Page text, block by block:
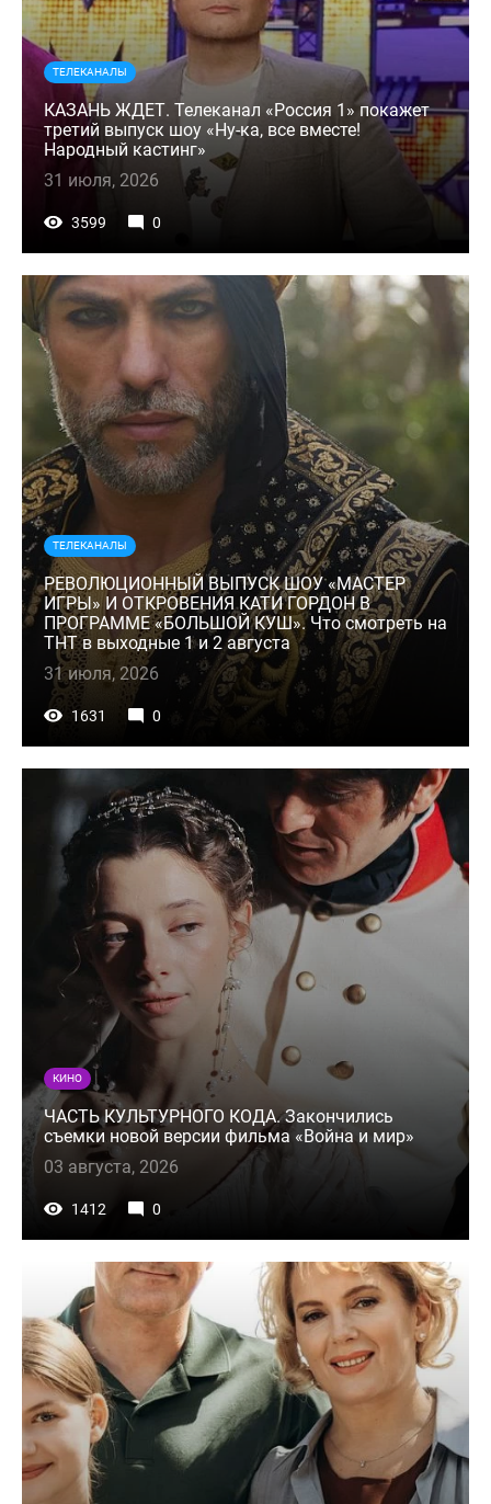
ТЕЛЕКАНАЛЫ
КАЗАНЬ ЖДЕТ. Телеканал «Россия 1» покажет
третий выпуск шоу «Ну-ка, все вместе!
Народный кастинг»
31 июля, 2026
3599 0
ТЕЛЕКАНАЛЫ
РЕВОЛЮЦИОННЫЙ ВЫПУСК ШОУ «МАСТЕР
ИГРЫ» И ОТКРОВЕНИЯ КАТИ ГОРДОН В
ПРОГРАММЕ «БОЛЬШОЙ КУШ». Что смотреть на
ТНТ в выходные 1 и 2 августа
31 июля, 2026
1631 0
КИНО
ЧАСТЬ КУЛЬТУРНОГО КОДА. Закончились
съемки новой версии фильма «Война и мир»
03 августа, 2026
1412 0